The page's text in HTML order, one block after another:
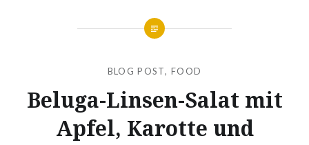
BLOG POST,FOOD
Beluga-Linsen-Salat mit
Apfel, Karotte und